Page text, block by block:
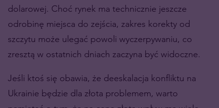
dolarowej. Choć rynek ma technicznie jeszcze
odrobinę miejsca do zejścia, zakres korekty od
szczytu może ulegać powoli wyczerpywaniu, co
zresztą w ostatnich dniach zaczyna być widoczne.
Jeśli ktoś się obawia, że deeskalacja konfliktu na
Ukrainie będzie dla złota problemem, warto